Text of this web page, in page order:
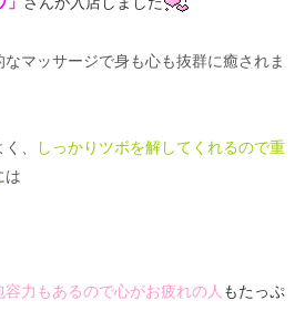
マッサージで身も心も抜群に癒されま
、
しっかりツボを解してくれるので重
は
容力もあるので心がお疲れの人 もたっぷ